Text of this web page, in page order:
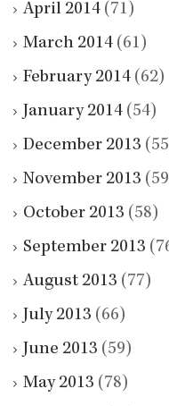
April 2014 (71)
March 2014 (61)
February 2014 (62)
January 2014 (54)
December 2013
November 2013
October 2013 (58)
September 2013
August 2013 (77)
July 2013 (66)
June 2013 (59)
May 2013 (78)